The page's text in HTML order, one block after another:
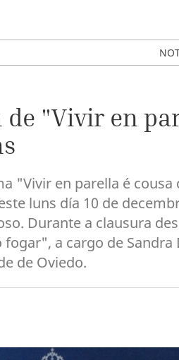
"Vivir en
"Vivir en parella é cousa
luns día 10 de
Durante a clausura
a cargo de
de Oviedo.